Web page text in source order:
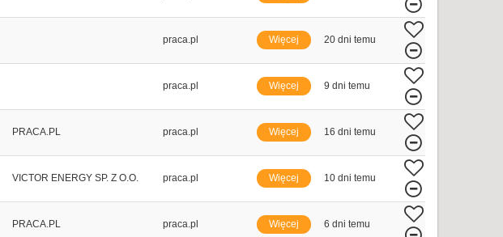
praca.pl Więcej 20 dni temu
praca.pl Więcej 9 dni temu
PRACA.PL praca.pl Więcej 16 dni temu
VICTOR ENERGY SP. Z O.O. praca.pl Więcej 10 dni temu
PRACA.PL praca.pl Więcej 6 dni temu